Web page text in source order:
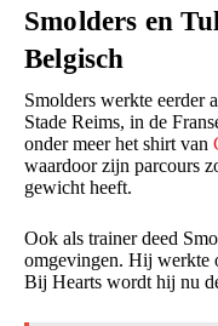
Smolders en
Belgisch
Smolders werkte eerder
Stade Reims, in de
onder meer het shirt van
waardoor zijn parcours
gewicht heeft.
Ook als trainer deed
omgevingen. Hij werkte
Bij Hearts wordt hij nu